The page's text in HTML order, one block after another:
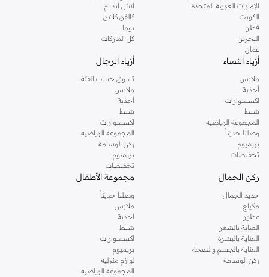
دوروثي بيركنز الشهيرة. تصفحي المجموعة كاملة في متجر دوروثي بيركنز اون لاين او
استخدمي القائمة لتحديد تجربة تسوق دوروثي بيركنز اون لاين. خدمة التوصيل السريعة
والدعم الاستثنائي يضمن لك تجربة تسوق ممتعة دائما مع نمشي.
الإمارات العربية المتحدة
الكويت
قطر
البحرين
عمان
اتش اند ام
كالفن كلاين
بوما
كل الماركات
أزياء النساء
ملابس
أحذية
اكسسوارات
شنط
المجموعة الرياضية
وصلنا حديثاً
بريميوم
تخفيضات
أزياء الرجال
تسوق حسب الفئة
ملابس
أحذية
شنط
اكسسوارات
المجموعة الرياضية
ركن الوسامة
بريميوم
تخفيضات
ركن الجمال
جديد الجمال
مكياج
عطور
العناية بالشعر
العناية بالبشرة
العناية بالجسم والصحة
ركن الوسامة
مجموعة الأطفال
وصلنا حديثاً
ملابس
احذية
شنط
اكسسوارات
بريميوم
لوازم منزلية
المجموعة الرياضية